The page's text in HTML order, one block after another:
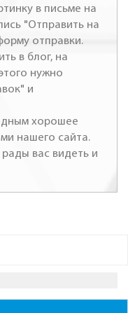
в письме на
"Отправить на
отправки.
в блог, на
нужно
и
хорошее
нашего сайта.
вас видеть и